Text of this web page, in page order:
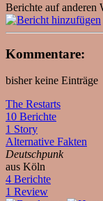
Berichte auf anderen
Kommentare:
bisher keine Einträge
The Restarts
10 Berichte
1 Story
Alternative Fakten
Deutschpunk
aus Köln
4 Berichte
1 Review